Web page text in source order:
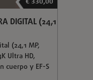
€ 330,00
DIGITAL (24,1
(24,1 MP,
Ultra HD,
cuerpo y EF-S